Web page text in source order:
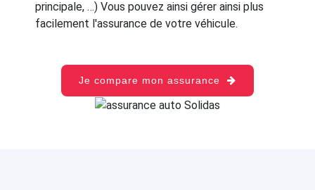
principale, …) Vous pouvez ainsi gérer ainsi plus
facilement l'assurance de votre véhicule.
Je compare mon assurance